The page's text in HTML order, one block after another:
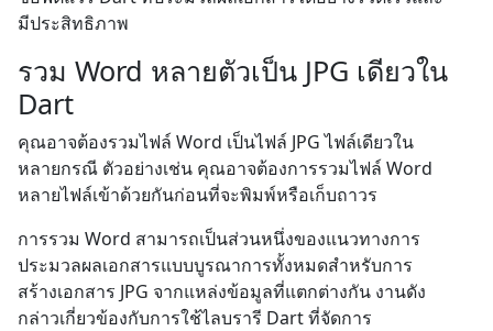
มีประสิทธิภาพ
รวม Word หลายตัวเป็น JPG เดียวใน
Dart
คุณอาจต้องรวมไฟล์ Word เป็นไฟล์ JPG ไฟล์เดียวใน
หลายกรณี ตัวอย่างเช่น คุณอาจต้องการรวมไฟล์ Word
หลายไฟล์เข้าด้วยกันก่อนที่จะพิมพ์หรือเก็บถาวร
การรวม Word สามารถเป็นส่วนหนึ่งของแนวทางการ
ประมวลผลเอกสารแบบบูรณาการทั้งหมดสำหรับการ
สร้างเอกสาร JPG จากแหล่งข้อมูลที่แตกต่างกัน งานดัง
กล่าวเกี่ยวข้องกับการใช้ไลบรารี Dart ที่จัดการ